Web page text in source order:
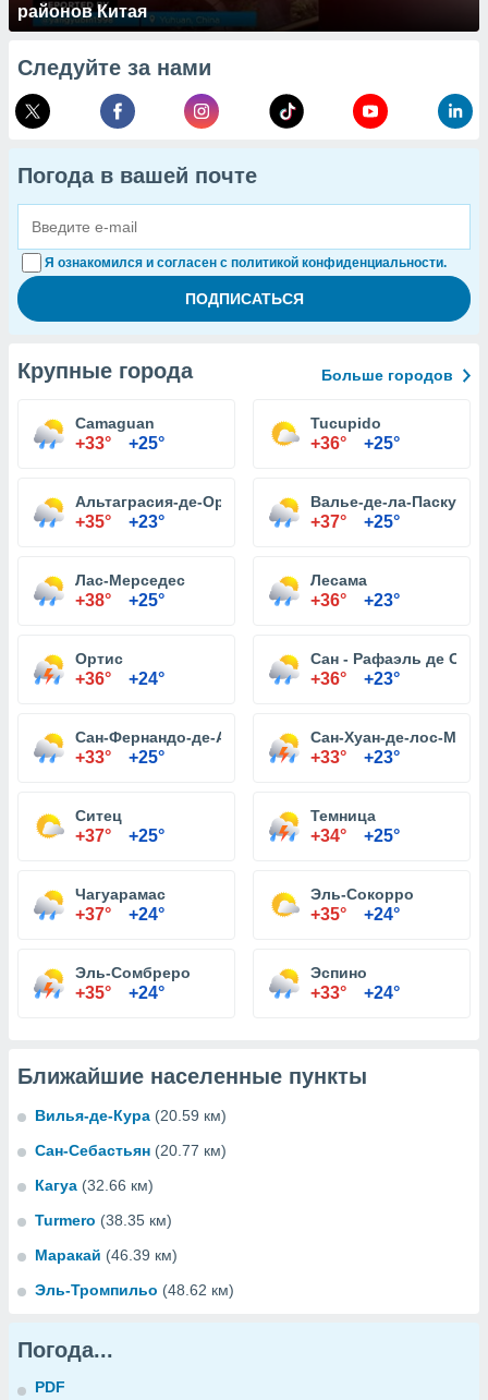
районов Китая
Следуйте за нами
Погода в вашей почте
Я ознакомился и согласен с политикой конфиденциальности.
Крупные города Больше городов
Camaguan
+33° +25°
Tucupido
+36° +25°
Альтаграсия-де-Оритуко
+35° +23°
Валье-де-ла-Паскуа
+37° +25°
Лас-Мерседес
+38° +25°
Лесама
+36° +23°
Ортис
+36° +24°
Сан - Рафаэль де
+36° +23°
Сан-Фернандо-де-Апуре
+33° +25°
Сан-Хуан-де-лос-
+33° +23°
Ситец
+37° +25°
Темница
+34° +25°
Чагуарамас
+37° +24°
Эль-Сокорро
+35° +24°
Эль-Сомбреро
+35° +24°
Эспино
+33° +24°
Ближайшие населенные пункты
Вилья-де-Кура (20.59 км)
Сан-Себастьян (20.77 км)
Кагуа (32.66 км)
Turmero (38.35 км)
Маракай (46.39 км)
Эль-Тромпильо (48.62 км)
Погода...
PDF